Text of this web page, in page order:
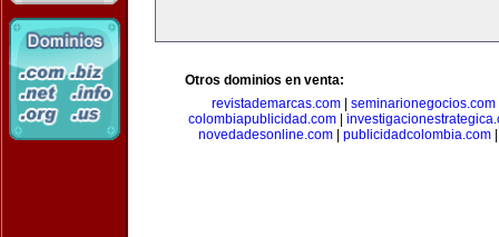
Otros dominios en venta:
revistademarcas.com
seminarionegocios.com
colombiapublicidad.com
novedadesonline.com
publicidadcolombia.com